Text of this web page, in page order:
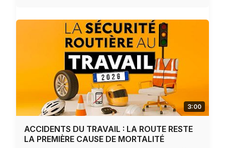
3:00
ACCIDENTS DU TRAVAIL : LA ROUTE RESTE
LA PREMIÈRE CAUSE DE MORTALITÉ